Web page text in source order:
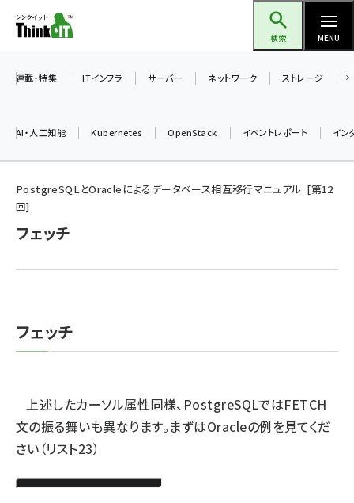
ン
ツ
検索 MENU
iot女子会 (2295)
北海道をのんびり旅する晴山佳須夫のヒント集！ (2050)
genai (1494)
abc123 (1371)
連載・特集 ITインフラ サーバー ネットワーク ストレージ
AI・人工知能 Kubernetes OpenStack イベントレポート イン
PostgreSQLとOracleによるデータベース相互移行マニュアル 第12
回
フェッチ
フェッチ
上述したカーソル属性同様、PostgreSQLではFETCH
文の振る舞いも異なります。まずはOracleの例を見てくだ
さい（リスト23）